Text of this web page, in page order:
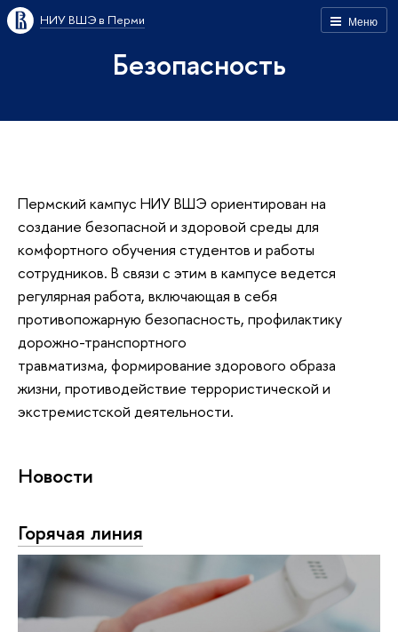
Меню
НИУ ВШЭ в Перми
Безопасность
Пермский кампус НИУ ВШЭ ориентирован на
создание безопасной и здоровой среды для
комфортного обучения студентов и работы
сотрудников. В связи с этим в кампусе ведется
регулярная работа, включающая в себя
противопожарную безопасность, профилактику
дорожно-транспортного
травматизма, формирование здорового образа
жизни, противодействие террористической и
экстремистской деятельности.
Новости
Горячая линия